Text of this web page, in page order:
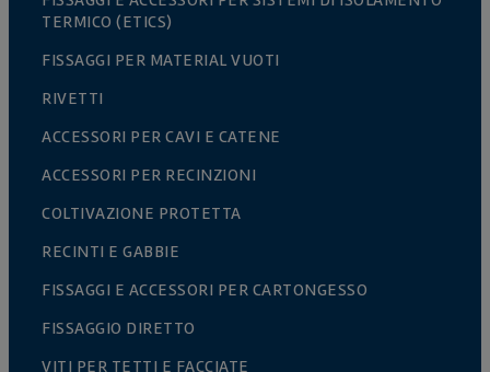
TERMICO (ETICS)
FISSAGGI PER MATERIAL VUOTI
RIVETTI
ACCESSORI PER CAVI E CATENE
ACCESSORI PER RECINZIONI
COLTIVAZIONE PROTETTA
RECINTI E GABBIE
FISSAGGI E ACCESSORI PER CARTONGESSO
FISSAGGIO DIRETTO
VITI PER TETTI E FACCIATE